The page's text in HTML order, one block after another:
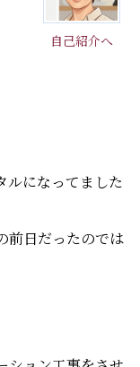
自己紹介へ
ルになってました
前日だったのでは